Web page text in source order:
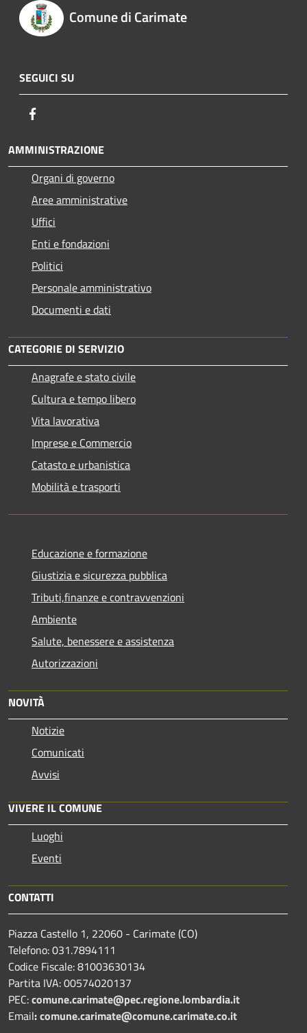
Comune di Carimate
SEGUICI SU
AMMINISTRAZIONE
Organi di governo
Aree amministrative
Uffici
Enti e fondazioni
Politici
Personale amministrativo
Documenti e dati
CATEGORIE DI SERVIZIO
Anagrafe e stato civile
Cultura e tempo libero
Vita lavorativa
Imprese e Commercio
Catasto e urbanistica
Mobilità e trasporti
Educazione e formazione
Giustizia e sicurezza pubblica
Tributi,finanze e contravvenzioni
Ambiente
Salute, benessere e assistenza
Autorizzazioni
NOVITÀ
Notizie
Comunicati
Avvisi
VIVERE IL COMUNE
Luoghi
Eventi
CONTATTI
Piazza Castello 1, 22060 - Carimate (CO)
Telefono: 031.7894111
Codice Fiscale: 81003630134
Partita IVA: 00574020137
PEC:comune.carimate@pec.regione.lombardia.it
Email:comune.carimate@comune.carimate.co.it